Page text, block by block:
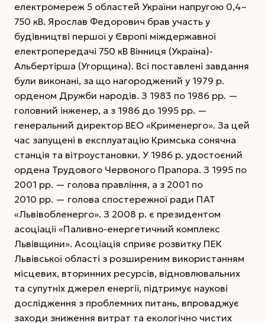
електромереж 5 областей України напругою 0,4–
750 кВ. Ярослав Федорович брав участь у
будівництві першої у Європі міждержавної
електропередачі 750 кВ Вінниця (Україна)-
Альбертірша (Угорщина). Всі поставлені завдання
були виконані, за що нагороджений у 1979 р.
орденом Дружби народів. З 1983 по 1986 рр. —
головний інженер, а з 1986 до 1995 рр. —
генеральний директор ВЕО «Крименерго». За цей
час запущені в експлуатацію Кримська сонячна
станція та вітроустановки. У 1986 р. удостоєний
ордена Трудового Червоного Прапора. З 1995 по
2001 рр. — голова правління, а з 2001 по
2010 рр. — голова спостережної ради ПАТ
«Львівобленерго». З 2008 р. є президентом
асоціації «Паливно-­енергетичний комплекс
Львівщини». Асоціація сприяє розвитку ПЕК
Львівської області з розширеним використанням
місцевих, вторинних ресурсів, відновлювальних
та супутніх джерел енергії, підтримує наукові
дослідження з проблемних питань, впроваджує
заходи зниження витрат та екологічно чистих